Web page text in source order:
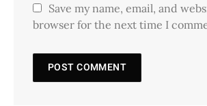
Save my name, email, and
browser for the next time I